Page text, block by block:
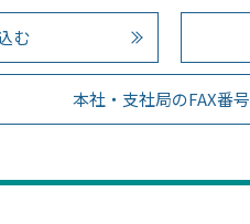
む
本社・支社局のFAX番号